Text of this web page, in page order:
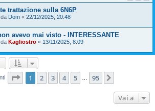
trattazione sulla 6N6P
Dom « 22/12/2025, 20:48
avevo mai visto - INTERESSANTE
Kagliostro « 13/11/2025, 8:09
Pagina di 95
1 2 3 4 5 95
Vai a